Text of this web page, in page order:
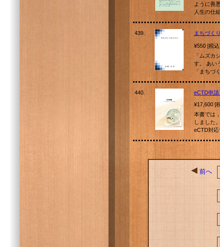
ように善
人生の仕
439. まちづく
¥550 [税
「ムズカ
す。 あい
「まちづ
440.
eCTD申
¥17,600 [
本書では
しました
eCTD対
前へ